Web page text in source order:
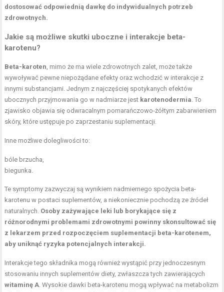
dostosować odpowiednią dawkę do indywidualnych potrzeb
zdrowotnych.
Jakie są możliwe skutki uboczne i interakcje beta-
karotenu?
Beta-karoten , mimo że ma wiele zdrowotnych zalet, może także
wywoływać pewne niepożądane efekty oraz wchodzić w interakcje z
innymi substancjami. Jednym z najczęściej spotykanych efektów
ubocznych przyjmowania go w nadmiarze jest karotenodermia . To
zjawisko objawia się odwracalnym pomarańczowo-żółtym zabarwieniem
skóry, które ustępuje po zaprzestaniu suplementacji.
Inne możliwe dolegliwości to:
bóle brzucha,
biegunka.
Te symptomy zazwyczaj są wynikiem nadmiernego spożycia beta-
karotenu w postaci suplementów, a niekoniecznie pochodzą ze źródeł
naturalnych. Osoby zażywające leki lub borykające się z
różnorodnymi problemami zdrowotnymi powinny skonsultować się
z lekarzem przed rozpoczęciem suplementacji beta-karotenem,
aby uniknąć ryzyka potencjalnych interakcji.
Interakcje tego składnika mogą również wystąpić przy jednoczesnym
stosowaniu innych suplementów diety, zwłaszcza tych zawierających
witaminę A . Wysokie dawki beta-karotenu mogą wpływać na metabolizm